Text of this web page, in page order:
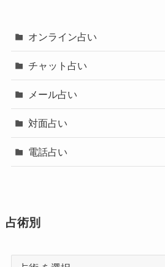
オンライン占い
チャット占い
メール占い
対面占い
電話占い
占術別